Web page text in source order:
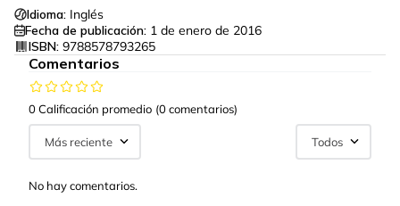
Idioma: Inglés
Fecha de publicación: 1 de enero de 2016
ISBN: 9788578793265
Comentarios
0 Calificación promedio (0 comentarios)
Más reciente Todos
No hay comentarios.